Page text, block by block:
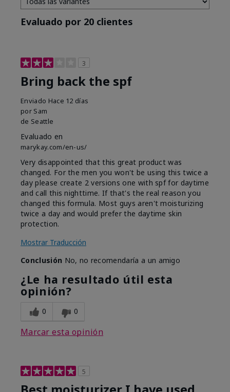
Evaluado por 20 clientes
3
Bring back the spf
Enviado Hace 12 días
por Sam
de Seattle
Evaluado en
marykay.com/en-us/
Very disappointed that this great product was
changed. For the men you won't be using this twice a
day please create 2 versions one with spf for daytime
and call this nighttime. If that's the real reason you
changed this formula. Most guys aren't moisturizing
twice a day and would prefer the daytime skin
protection.
Mostrar Traducción
Conclusión No, no recomendaría a un amigo
¿Le ha resultado útil esta
opinión?
0 0
Marcar esta opinión
5